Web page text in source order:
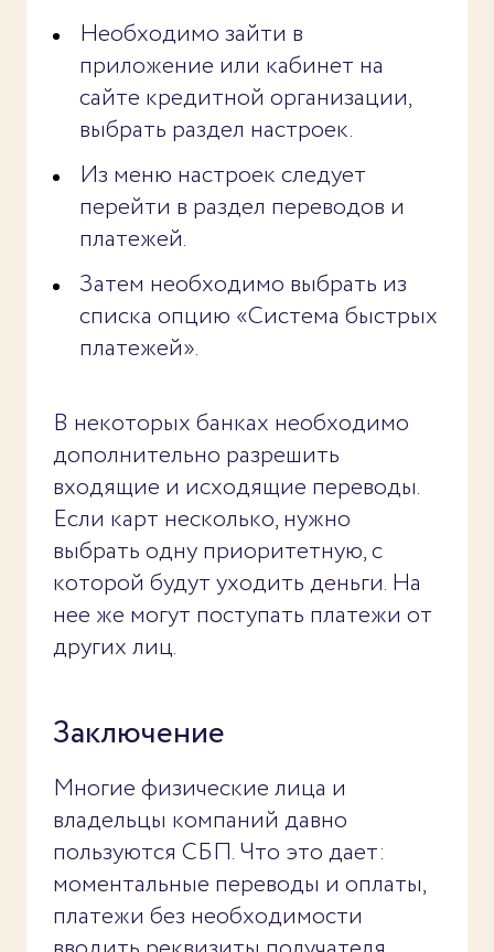
Необходимо зайти в
приложение или кабинет на
сайте кредитной организации,
выбрать раздел настроек.
Из меню настроек следует
перейти в раздел переводов и
платежей.
Затем необходимо выбрать из
списка опцию «Система быстрых
платежей».
В некоторых банках необходимо
дополнительно разрешить
входящие и исходящие переводы.
Если карт несколько, нужно
выбрать одну приоритетную, с
которой будут уходить деньги. На
нее же могут поступать платежи от
других лиц.
Заключение
Многие физические лица и
владельцы компаний давно
пользуются СБП. Что это дает:
моментальные переводы и оплаты,
платежи без необходимости